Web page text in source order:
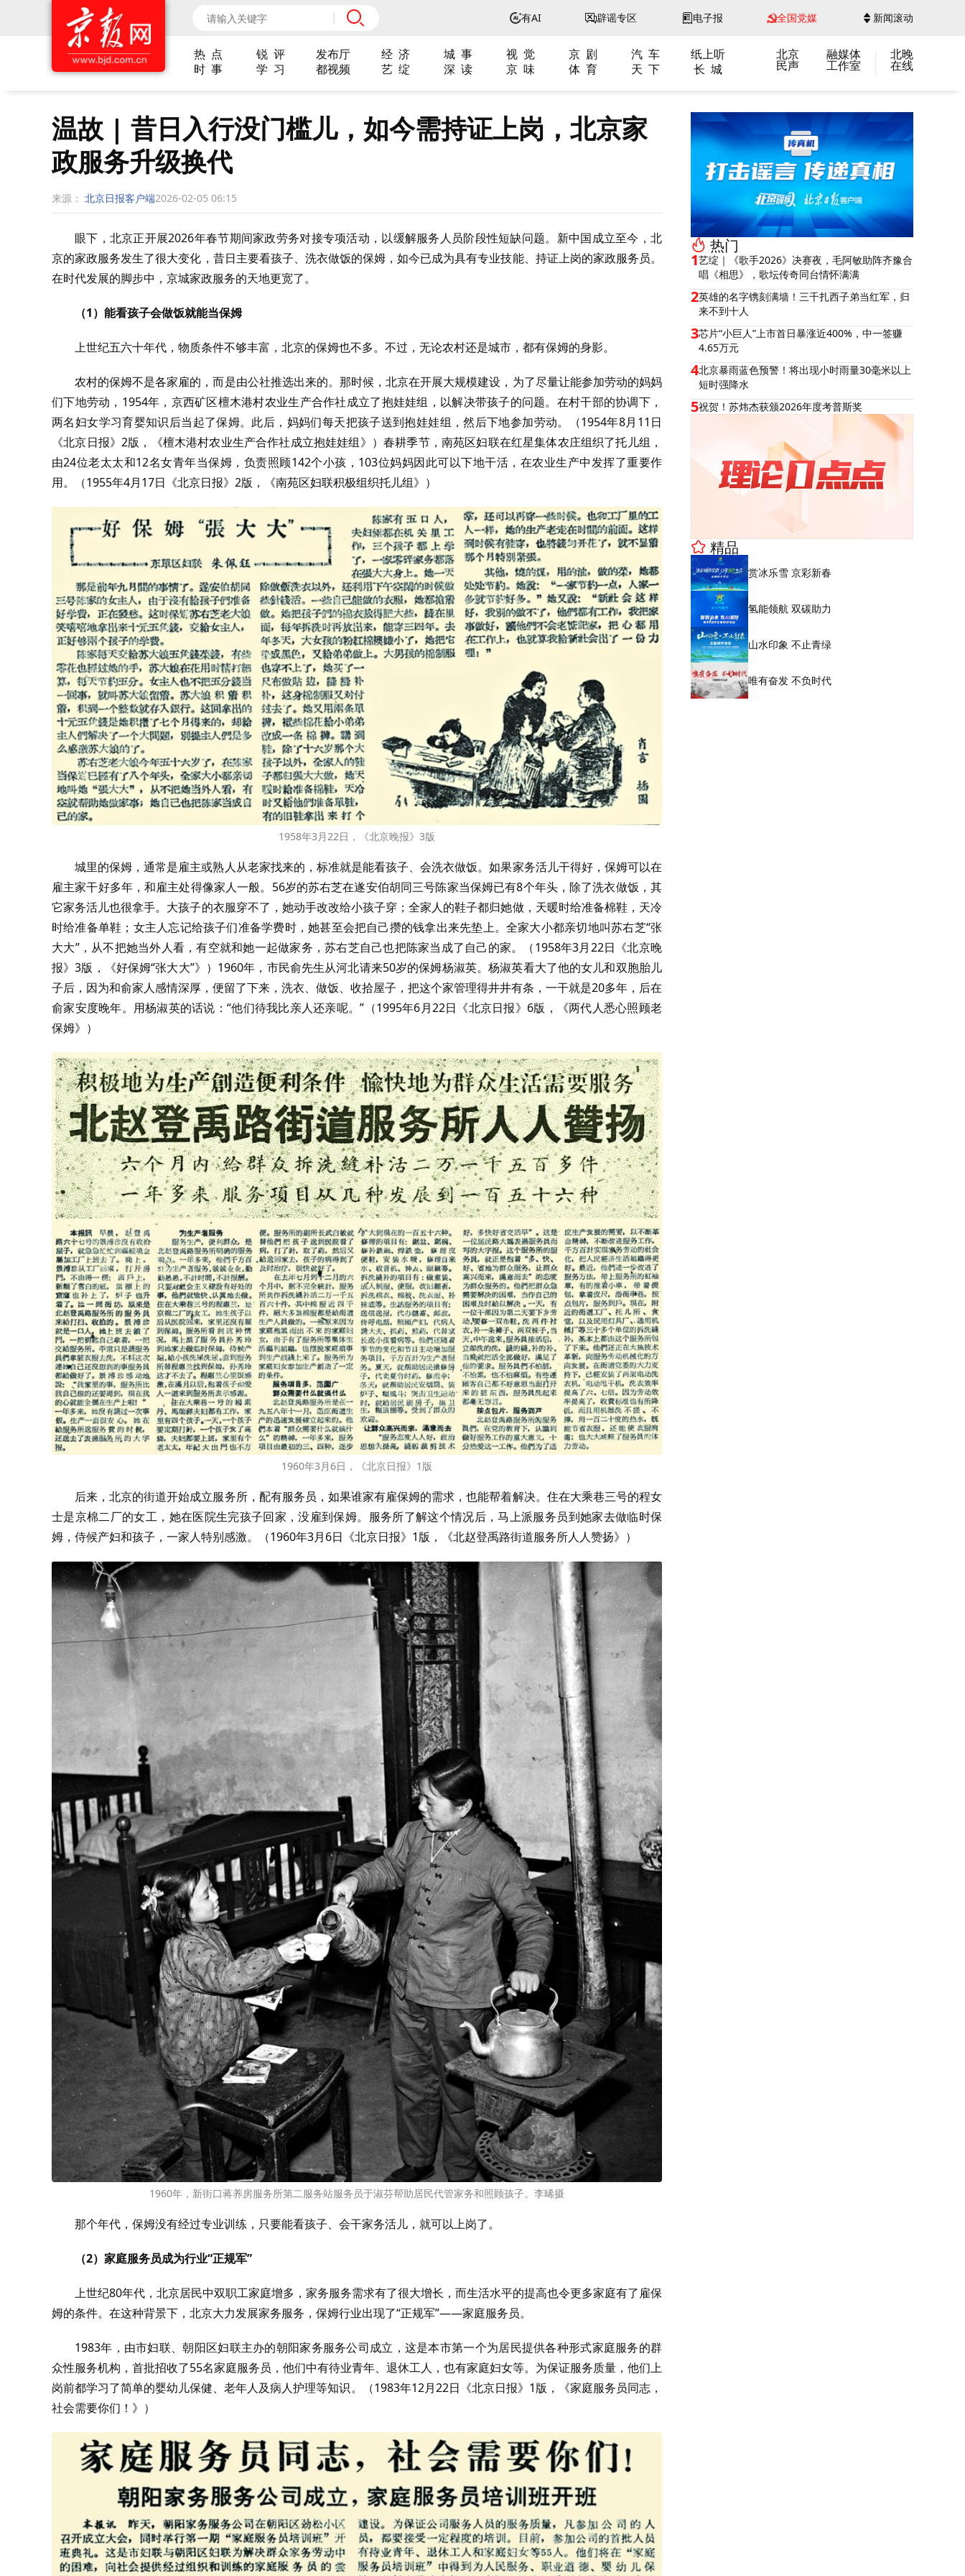
有AI 辟谣专区 电子报 全国党媒 新闻滚动
热 点 锐 评 发布厅 经 济 城 事 视 觉 京 剧 汽 车
纸上听
时 事
学 习 都视频 艺 绽 深 读 京 味 体 育 天 下 长 城
北京
民声
融媒体
工作室
北晚
在线
温故 | 昔日入行没门槛儿，如今需持证上岗，北京家
政服务升级换代
来源： 北京日报客户端2026-02-05 06:15
眼下，北京正开展2026年春节期间家政劳务对接专项活动，以缓解服务人员阶段性短缺问题。新中国成立至今，北
京的家政服务发生了很大变化，昔日主要看孩子、洗衣做饭的保姆，如今已成为具有专业技能、持证上岗的家政服务员。
在时代发展的脚步中，京城家政服务的天地更宽了。
（1）能看孩子会做饭就能当保姆
上世纪五六十年代，物质条件不够丰富，北京的保姆也不多。不过，无论农村还是城市，都有保姆的身影。
农村的保姆不是各家雇的，而是由公社推选出来的。那时候，北京在开展大规模建设，为了尽量让能参加劳动的妈妈
们下地劳动，1954年，京西矿区檀木港村农业生产合作社成立了抱娃娃组，以解决带孩子的问题。在村干部的协调下，
两名妇女学习育婴知识后当起了保姆。此后，妈妈们每天把孩子送到抱娃娃组，然后下地参加劳动。（1954年8月11日
《北京日报》2版，《檀木港村农业生产合作社成立抱娃娃组》）春耕季节，南苑区妇联在红星集体农庄组织了托儿组，
由24位老太太和12名女青年当保姆，负责照顾142个小孩，103位妈妈因此可以下地干活，在农业生产中发挥了重要作
用。（1955年4月17日《北京日报》2版，《南苑区妇联积极组织托儿组》）
1958年3月22日，《北京晚报》3版
城里的保姆，通常是雇主或熟人从老家找来的，标准就是能看孩子、会洗衣做饭。如果家务活儿干得好，保姆可以在
雇主家干好多年，和雇主处得像家人一般。56岁的苏右芝在遂安伯胡同三号陈家当保姆已有8个年头，除了洗衣做饭，其
它家务活儿也很拿手。大孩子的衣服穿不了，她动手改改给小孩子穿；全家人的鞋子都归她做，天暖时给准备棉鞋，天冷
时给准备单鞋；女主人忘记给孩子们准备学费时，她甚至会把自己攒的钱拿出来先垫上。全家大小都亲切地叫苏右芝“张
大大”，从不把她当外人看，有空就和她一起做家务，苏右芝自己也把陈家当成了自己的家。（1958年3月22日《北京晚
报》3版，《好保姆“张大大”》）1960年，市民俞先生从河北请来50岁的保姆杨淑英。杨淑英看大了他的女儿和双胞胎儿
子后，因为和俞家人感情深厚，便留了下来，洗衣、做饭、收拾屋子，把这个家管理得井井有条，一干就是20多年，后在
俞家安度晚年。用杨淑英的话说：“他们待我比亲人还亲呢。”（1995年6月22日《北京日报》6版，《两代人悉心照顾老
保姆》）
1960年3月6日，《北京日报》1版
后来，北京的街道开始成立服务所，配有服务员，如果谁家有雇保姆的需求，也能帮着解决。住在大乘巷三号的程女
士是京棉二厂的女工，她在医院生完孩子回家，没雇到保姆。服务所了解这个情况后，马上派服务员到她家去做临时保
姆，侍候产妇和孩子，一家人特别感激。（1960年3月6日《北京日报》1版，《北赵登禹路街道服务所人人赞扬》）
1960年，新街口蒋养房服务所第二服务站服务员于淑芬帮助居民代管家务和照顾孩子。李晞摄
那个年代，保姆没有经过专业训练，只要能看孩子、会干家务活儿，就可以上岗了。
（2）家庭服务员成为行业“正规军”
上世纪80年代，北京居民中双职工家庭增多，家务服务需求有了很大增长，而生活水平的提高也令更多家庭有了雇保
姆的条件。在这种背景下，北京大力发展家务服务，保姆行业出现了“正规军”——家庭服务员。
1983年，由市妇联、朝阳区妇联主办的朝阳家务服务公司成立，这是本市第一个为居民提供各种形式家庭服务的群
众性服务机构，首批招收了55名家庭服务员，他们中有待业青年、退休工人，也有家庭妇女等。为保证服务质量，他们上
岗前都学习了简单的婴幼儿保健、老年人及病人护理等知识。（1983年12月22日《北京日报》1版，《家庭服务员同志，
社会需要你们！》）
热门
1艺绽｜《歌手2026》决赛夜，毛阿敏助阵齐豫合
唱《相思》，歌坛传奇同台情怀满满
2英雄的名字镌刻满墙！三千扎西子弟当红军，归
来不到十人
3芯片“小巨人”上市首日暴涨近400%，中一签赚
4.65万元
4北京暴雨蓝色预警！将出现小时雨量30毫米以上
短时强降水
5祝贺！苏炜杰获颁2026年度考普斯奖
精品
赏冰乐雪 京彩新春
氢能领航 双碳助力
山水印象 不止青绿
唯有奋发 不负时代